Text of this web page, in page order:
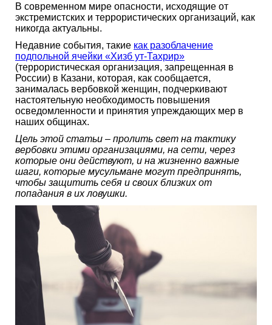
В современном мире опасности, исходящие от
экстремистских и террористических организаций, как
никогда актуальны.
Недавние события, такие как разоблачение
подпольной ячейки «Хизб ут-Тахрир»
(террористическая организация, запрещенная в
России) в Казани, которая, как сообщается,
занималась вербовкой женщин, подчеркивают
настоятельную необходимость повышения
осведомленности и принятия упреждающих мер в
наших общинах.
Цель этой статьи – пролить свет на тактику
вербовки этими организациями, на сети, через
которые они действуют, и на жизненно важные
шаги, которые мусульмане могут предпринять,
чтобы защитить себя и своих близких от
попадания в их ловушки.